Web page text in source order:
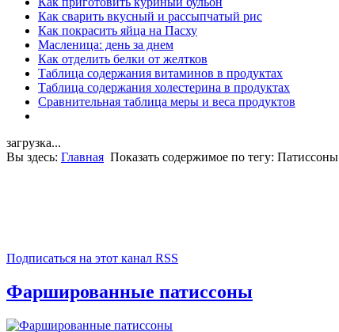
Как сварить вкусный и рассыпчатый рис
Как покрасить яйца на Пасху
Масленица: день за днем
Как отделить белки от желтков
Таблица содержания витаминов в продуктах
Таблица содержания холестерина в продуктах
Сравнительная таблица меры и веса продуктов
загрузка...
Вы здесь: Главная Показать содержимое по тегу: Патиссоны
Подписаться на этот канал RSS
Фаршированные патиссоны